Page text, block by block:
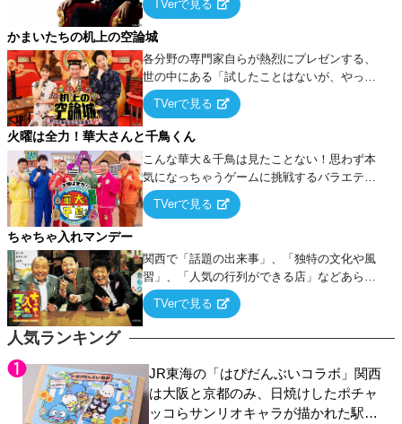
人気ランキング
JR東海の「はぴだんぶいコラボ」関西
は大阪と京都のみ、日焼けしたポチャ
ッコらサンリオキャラが描かれた駅弁
ケ・歌…など様々なお題で芸人がショートネ
タを競い合う！
TVerで見る
かまいたちの机上の空論城
各分野の専門家自らが熱烈にプレゼンする、
世の中にある「試したことはないが、やって
みたらこうなる！…ハズ」という“机上の空
論”に若手芸人らがカラダを張って挑む！
TVerで見る
火曜は全力！華大さんと千鳥くん
こんな華大＆千鳥は見たことない！思わず本
気になっちゃうゲームに挑戦するバラエティ
ー！
TVerで見る
ちゃちゃ入れマンデー
関西で「話題の出来事」、「独特の文化や風
習」、「人気の行列ができる店」などあらゆ
るテーマについて好き放題にちゃちゃを入れ
ていく関西色を前面に押し出したトークバラ
TVerで見る